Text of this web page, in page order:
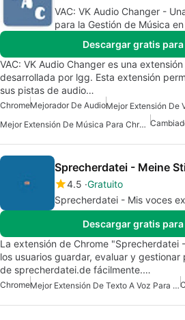
VAC: VK Audio Changer -
para la Gestión de Música en
Descargar gratis
VAC: VK Audio Changer es una
desarrollada por lgg. Esta extensión
sus pistas de audio…
ChromeMejorador De Audio
Mejor Extensión De Música Para Chrome
Sprecherdatei - Meine
4.5 Gratuito
Sprecherdatei - Mis voces
Descargar gratis
La extensión de Chrome "Sprecherdatei
los usuarios guardar, evaluar y
de sprecherdatei.de fácilmente.…
Chrome Mejor Extensión De Texto A Voz Para Chrome